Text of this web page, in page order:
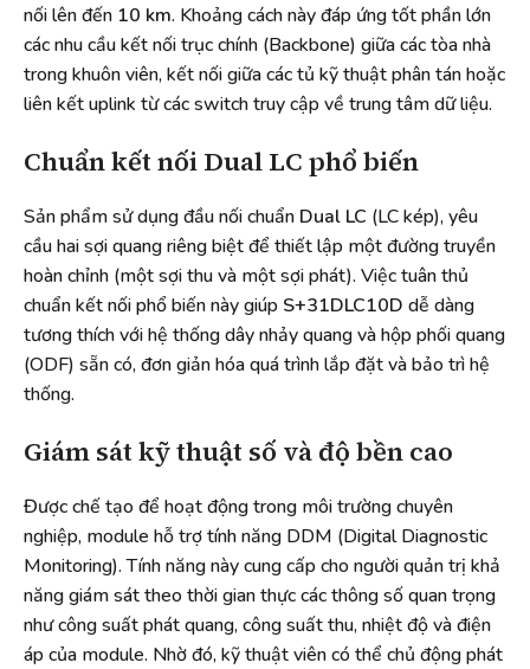
nối lên đến 10 km. Khoảng cách này đáp ứng tốt phần lớn
các nhu cầu kết nối trục chính (Backbone) giữa các tòa nhà
trong khuôn viên, kết nối giữa các tủ kỹ thuật phân tán hoặc
liên kết uplink từ các switch truy cập về trung tâm dữ liệu.
Chuẩn kết nối Dual LC phổ biến
Sản phẩm sử dụng đầu nối chuẩn Dual LC (LC kép), yêu
cầu hai sợi quang riêng biệt để thiết lập một đường truyền
hoàn chỉnh (một sợi thu và một sợi phát). Việc tuân thủ
chuẩn kết nối phổ biến này giúp S+31DLC10D dễ dàng
tương thích với hệ thống dây nhảy quang và hộp phối quang
(ODF) sẵn có, đơn giản hóa quá trình lắp đặt và bảo trì hệ
thống.
Giám sát kỹ thuật số và độ bền cao
Được chế tạo để hoạt động trong môi trường chuyên
nghiệp, module hỗ trợ tính năng DDM (Digital Diagnostic
Monitoring). Tính năng này cung cấp cho người quản trị khả
năng giám sát theo thời gian thực các thông số quan trọng
như công suất phát quang, công suất thu, nhiệt độ và điện
áp của module. Nhờ đó, kỹ thuật viên có thể chủ động phát